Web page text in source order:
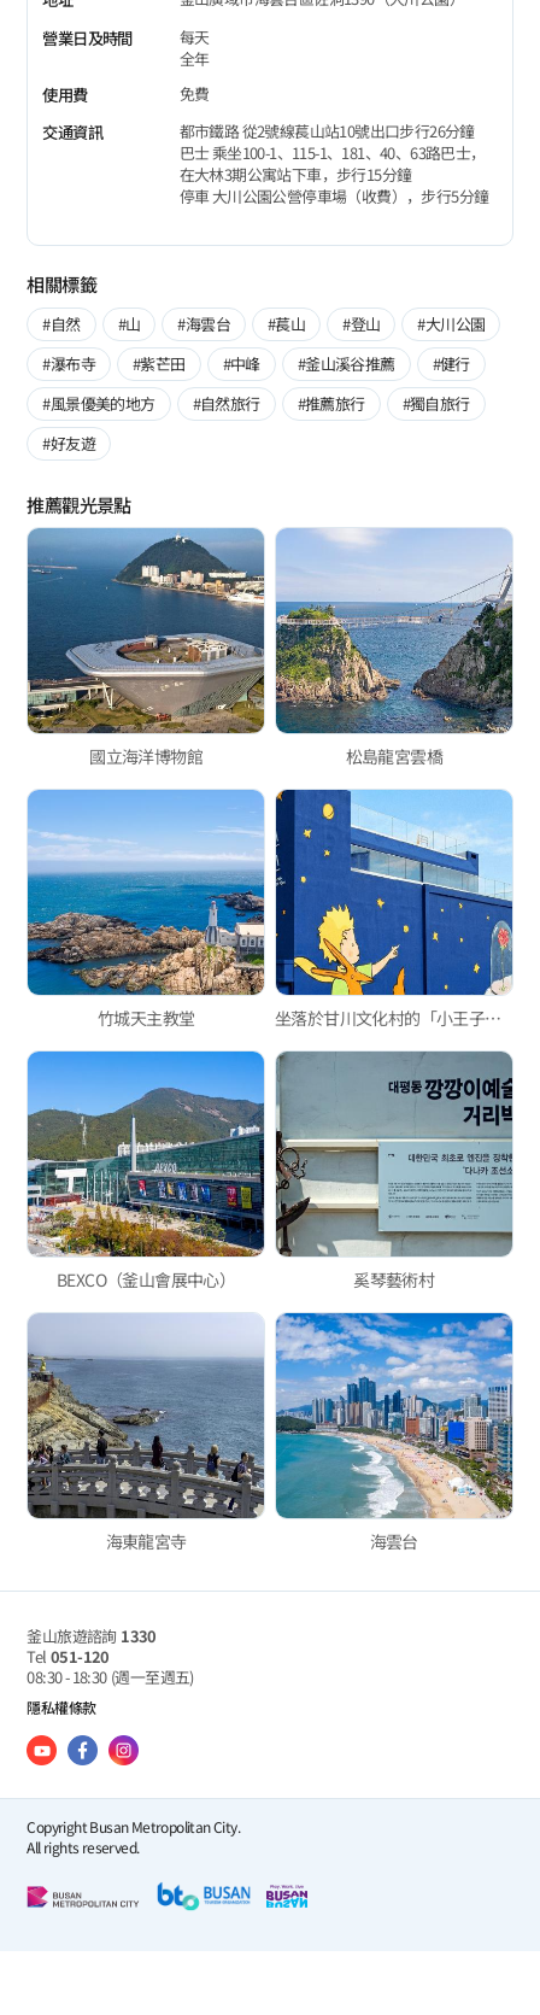
營業日及時間
每天
全年
使用費
免費
交通資訊
都市鐵路 從2號線萇山站10號出口步行26分鐘
巴士 乘坐100-1、115-1、181、40、63路巴士，
在大林3期公寓站下車，步行15分鐘
停車 大川公園公營停車場（收費），步行5分鐘
相關標籤
#自然 #山 #海雲台 #萇山 #登山
#大川公園
#瀑布寺
#紫芒田 #中峰 #釜山溪谷推薦
#健行
#風景優美的地方
#自然旅行 #推薦旅行
#獨自旅行
#好友遊
推薦觀光景點
國立海洋博物館 松島龍宮雲橋
竹城天主教堂 坐落於甘川文化村的「小王子之家」
BEXCO（釜山會展中心） 奚琴藝術村
海東龍宮寺 海雲台
釜山旅遊諮詢 1330
Tel 051-120
08:30 - 18:30 (週一至週五)
隱私權條款
Copyright Busan Metropolitan City.
All rights reserved.